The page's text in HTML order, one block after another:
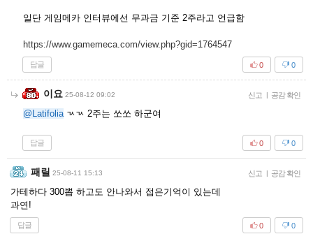
일단 게임메카 인터뷰에선 무과금 기준 2주라고 언급함
https://www.gamemeca.com/view.php?gid=1764547
답글 0
0
이요 25-08-12 09:02 신고 공감 확인
@Latifoliaㄳㄳ 2주는 쏘쏘 하군여
답글 0
0
패릴 25-08-11 15:13 신고 공감 확인
가테하다 300뽑 하고도 안나와서 접은기억이 있는데
과연!
답글 0
0